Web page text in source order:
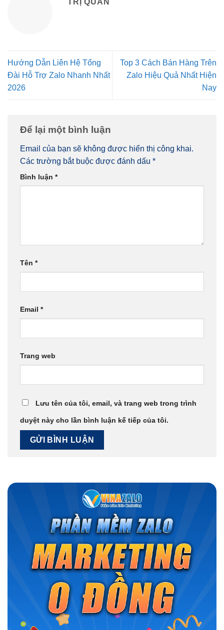
Hướng Dẫn Liên Hệ Tổng
Đài Hỗ Trợ Zalo Nhanh Nhất
2026
Top 3 Cách Bán Hàng Trên
Zalo Hiệu Quả Nhất Hiện
Nay
Để lại một bình luận
Email của bạn sẽ không được hiển thị công khai.
Các trường bắt buộc được đánh dấu *
Bình luận *
Tên *
Email *
Trang web
Lưu tên của tôi, email, và trang web trong trình
duyệt này cho lần bình luận kế tiếp của tôi.